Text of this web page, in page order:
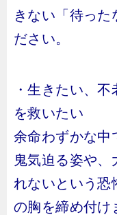
きない「待った
ださい。
・生きたい、
を救いたい
余命わずかな中
鬼気迫る姿や、
れないという恐
の胸を締め付け